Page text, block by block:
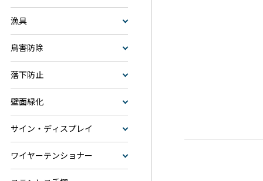
漁具
鳥害防除
落下防止
壁面緑化
サイン・ディスプレイ
ワイヤーテンショナー